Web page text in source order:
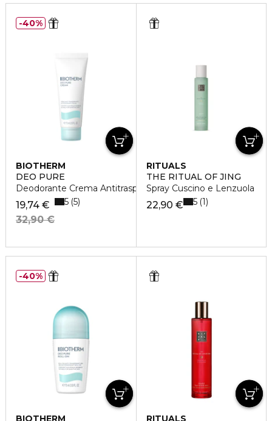
BIOTHERM
DEO PURE
Deodorante Crema Antitraspirante
19,74 €
32,90 €
5 5
40%
RITUALS
THE RITUAL OF JING
Spray Cuscino e Lenzuola
22,90 € 5 1
40%